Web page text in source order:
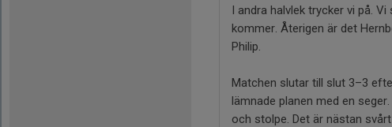
I andra halvlek trycker vi på.
kommer. Återigen är det
Philip.
Matchen slutar till slut 3–3
lämnade planen med en
och stolpe. Det är nästan